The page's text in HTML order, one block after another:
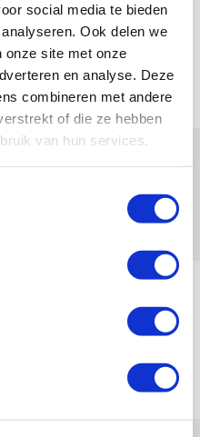
social media te bieden
Ook delen we
onze site met onze
en analyse. Deze
combineren met andere
of die ze hebben
van hun services.
en